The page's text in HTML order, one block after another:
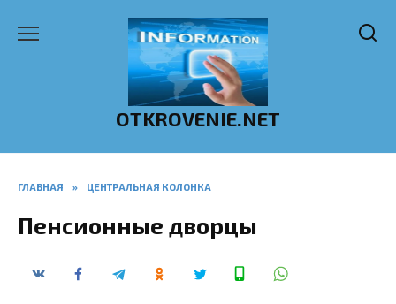
OTKROVENIE.NET
ГЛАВНАЯ » ЦЕНТРАЛЬНАЯ КОЛОНКА
Пенсионные дворцы